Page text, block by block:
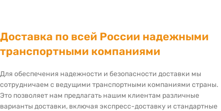
Доставка по всей России надежными
транспортными компаниями
Для обеспечения надежности и безопасности доставки мы
сотрудничаем с ведущими транспортными компаниями страны.
Это позволяет нам предлагать нашим клиентам различные
варианты доставки, включая экспресс-доставку и стандартные